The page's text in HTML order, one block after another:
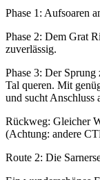
Phase 1: Aufsoaren
Phase 2: Dem Grat
zuverlässig.
Phase 3: Der Sprung
Tal queren. Mit
und sucht Anschluss
Rückweg: Gleicher
(Achtung: andere
Route 2: Die